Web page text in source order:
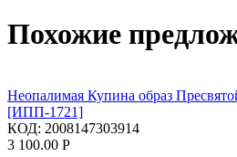
Похожие
Неопалимая Купина образ
[ИПП-1721]
КОД: 2008147303914
3 100.00 Р